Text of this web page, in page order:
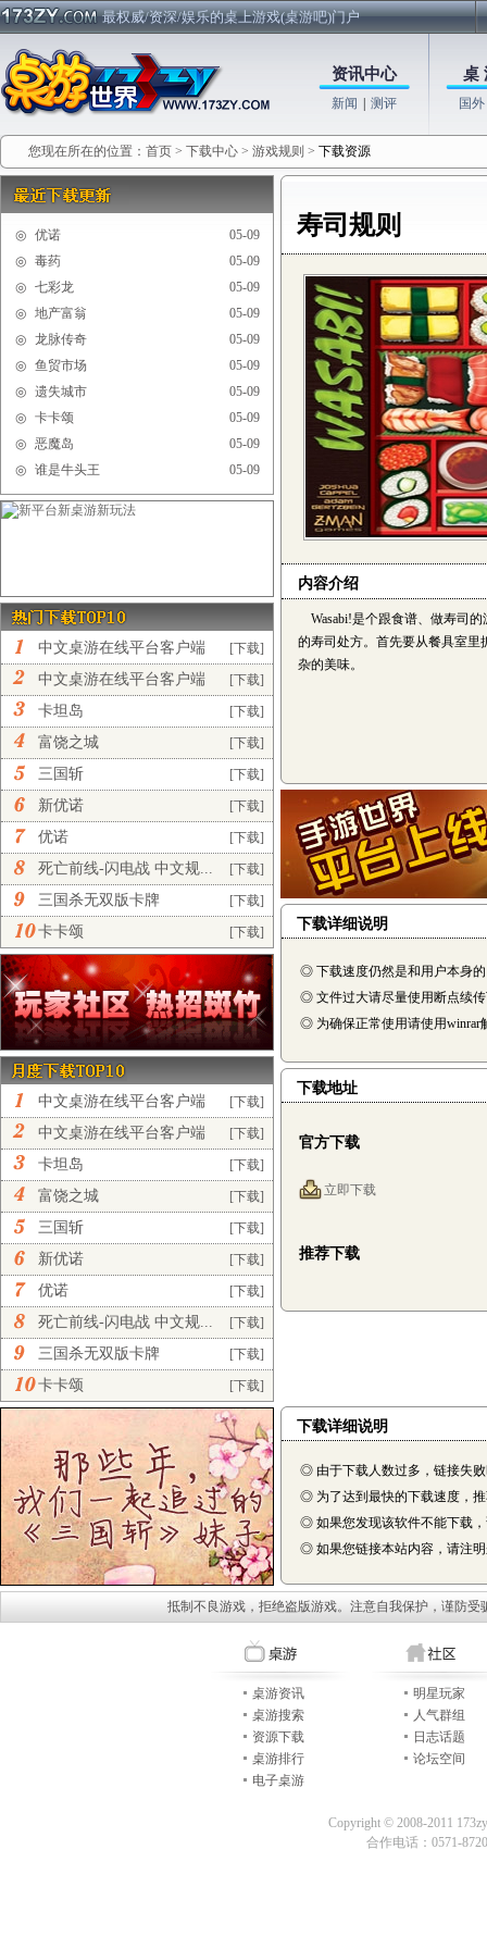
最权威/资深/娱乐的桌上游戏(桌游吧)门户
资讯中心
新闻 测评
桌
国外
您现在所在的位置： 首页 > 下载中心 > 游戏规则 > 下载资源
05-09
◎ 优诺
05-09
◎ 毒药
05-09
◎ 七彩龙
05-09
◎ 地产富翁
05-09
◎ 龙脉传奇
05-09
◎ 鱼贸市场
05-09
◎ 遗失城市
05-09
◎ 卡卡颂
05-09
◎ 恶魔岛
05-09
◎ 谁是牛头王
[下载]
中文桌游在线平台客户端
完... [下载]
中文桌游在线平台客户端
正... [下载]
卡坦岛
[下载]
富饶之城
[下载]
三国斩
[下载]
新优诺
[下载]
优诺
[下载]
死亡前线-闪电战 中文规...
[下载]
三国杀无双版卡牌
[下载]
卡卡颂
[下载]
中文桌游在线平台客户端
完... [下载]
中文桌游在线平台客户端
正... [下载]
卡坦岛
[下载]
富饶之城
[下载]
三国斩
[下载]
新优诺
[下载]
优诺
[下载]
死亡前线-闪电战 中文规...
[下载]
三国杀无双版卡牌
[下载]
卡卡颂
寿司规则
内容介绍
Wasabi!是个跟食谱、做寿司
的寿司处方。首先要从餐具室里
杂的美味。
下载详细说明
◎ 下载速度仍然是和用户本身
◎ 文件过大请尽量使用断点续
◎ 为确保正常使用请使用winrar
下载地址
官方下载
立即下载
推荐下载
下载详细说明
◎ 由于下载人数过多，链接失
◎ 为了达到最快的下载速度，
◎ 如果您发现该软件不能下载
◎ 如果您链接本站内容，请注明
抵制不良游戏，拒绝盗版游戏。注意自我保护，谨防
桌游资讯
桌游搜索
资源下载
桌游排行
电子桌游
明星玩家
人气群组
日志话题
论坛空间
Copyright © 2008-2011
合作电话：0571-